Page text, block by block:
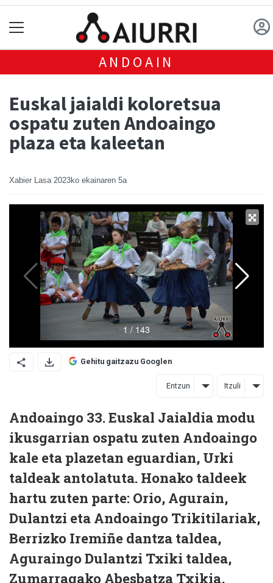
ANDOAIN
Euskal jaialdi koloretsua
ospatu zuten Andoaingo
plaza eta kaleetan
Xabier Lasa 2023ko ekainaren 5a
Gehitu gaitzazu Googlen
Entzun Itzuli
Andoaingo 33. Euskal Jaialdia modu
ikusgarrian ospatu zuten Andoaingo
kale eta plazetan eguardian, Urki
taldeak antolatuta. Honako taldeek
hartu zuten parte: Orio, Agurain,
Dulantzi eta Andoaingo Trikitilariak,
Berrizko Iremiñe dantza taldea,
Aguraingo Dulantzi Txiki taldea,
Zumarragako Abesbatza Txikia,